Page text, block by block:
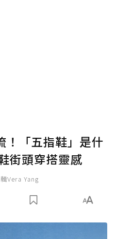
「五指鞋」是什
街頭穿搭靈感
Vera Yang